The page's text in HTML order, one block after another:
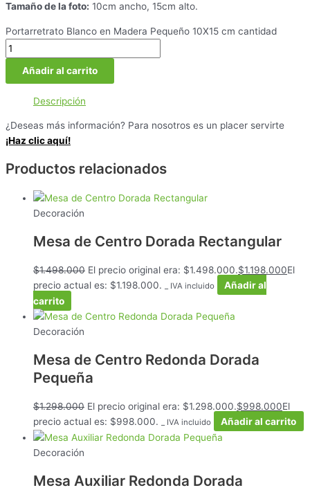
Tamaño de la foto: 10cm ancho, 15cm alto.
Portarretrato Blanco en Madera Pequeño 10X15 cm cantidad
Añadir al carrito
Descripción
¿Deseas más información? Para nosotros es un placer servirte
¡Haz clic aquí!
Productos relacionados
Decoración
Mesa de Centro Dorada Rectangular
$1.498.000 El precio original era: $1.498.000.$1.198.000El
precio actual es: $1.198.000.
_ IVA incluido
Añadir al
carrito
Decoración
Mesa de Centro Redonda Dorada
Pequeña
$1.298.000 El precio original era: $1.298.000.$998.000El
precio actual es: $998.000.
_ IVA incluido Añadir al carrito
Decoración
Mesa Auxiliar Redonda Dorada